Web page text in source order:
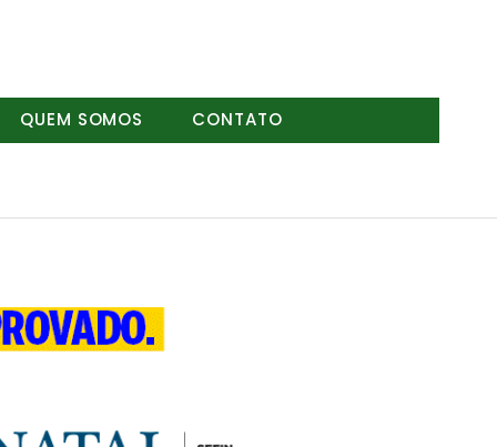
QUEM SOMOS CONTATO